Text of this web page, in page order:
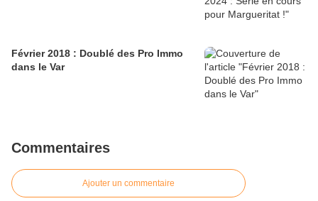
Février 2018 : Doublé des Pro Immo
dans le Var
Commentaires
Ajouter un commentaire